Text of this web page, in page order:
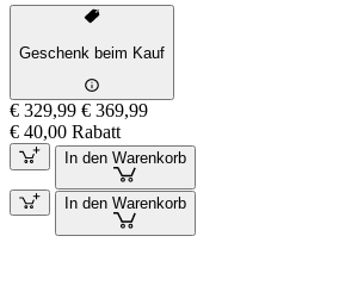
Geschenk beim Kauf
€ 329,99 € 369,99
€ 40,00 Rabatt
In den Warenkorb
In den Warenkorb